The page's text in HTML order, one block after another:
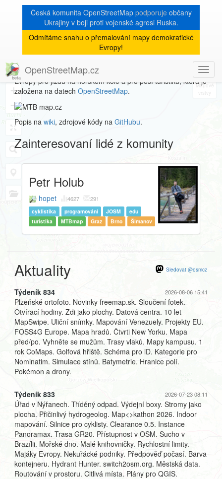
Česká komunita OpenStreetMap podporujeobčany
Ukrajiny v boji proti vojenské agresi Ruska.
Odmítáme snahu o přemalování mapy demokratické
Evropy!
OpenStreetMap.cz
8
+
−
MTBmap
Servermtbmap.czposkytujeme volně dostupnou mapu
Evropy pro jízdu na horském kole a pro pěší turistiku, která je
založena na datech OpenStreetMap.
Popis na wiki, zdrojové kódy na GitHubu.
Zainteresovaní lidé z komunity
Petr Holub
hopet 4627 291
cyklistika programování JOSM
edu
turistika
MTBmap Graz Brno Šimanov
Aktuality Sledovat @osmcz
2026-08-06 15:41
Týdeník 834
Plzeňské ortofoto. Novinky freemap.sk. Sloučení fotek.
Otvírací hodiny. Zdi jako plochy. Datová centra. 10 let
MapSwipe. Uliční snímky. Mapování Venezuely. Projekty EU.
FOSS4G Europe. Mapa hradů. Čtvrti New Yorku. Mapa
před/po. Vyhněte se mužům. Trasy vlaků. Mapy kampusu. 1
rok CoMaps. Golfová hřiště. Schéma pro iD. Kategorie pro
Nominatim. Simulace stínů. Batymetrie. Hranice polí.
Pokémon a drony.
2026-07-23 08:11
Týdeník 833
Úřad v Nýřanech. Tříděný odpad. Výdejní boxy. Stromy jako
plocha. Přičinlivý hydrogeolog. Map<>kathon 2026. Indoor
mapování. Silnice pro cyklisty. Clearance 0.5. Instance
Panoramax. Trasa GR20. Přístupnost v OSM. Sucho v
Brazílii. Mořské dno. Malé knihovničky. Rychlostní limity.
Majáky Evropy. Nekuřácké podniky. Předpověď počasí. Barva
kontejneru. Hydrant Hunter. switch2osm.org. Městská data.
Routování v prostoru. Citlivá místa. Plány pro QGIS.